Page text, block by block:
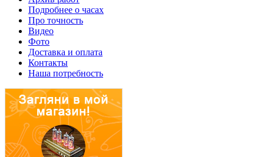
Подробнее о часах
Про точность
Видео
Фото
Доставка и оплата
Контакты
Наша потребность